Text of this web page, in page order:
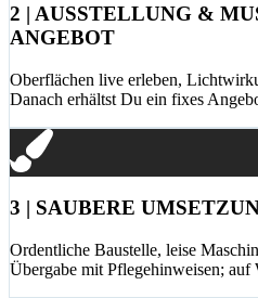
2 | AUSSTELLUNG &
ANGEBOT
Oberflächen live erleben,
Danach erhältst Du ein fixes
3 | SAUBERE
Ordentliche Baustelle, leise
Übergabe mit Pflegehinweisen;